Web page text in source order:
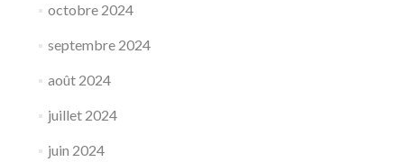
octobre 2024
septembre 2024
août 2024
juillet 2024
juin 2024